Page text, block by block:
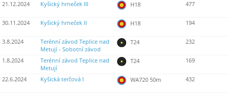
21.12.2024 Kyšický hrneček III H18 477
30.11.2024 Kyšický hrneček II H18 194
3.8.2024
Terénní závod Teplice nad
Metují - Sobotní závod
T24 232
1.8.2024
Terénní závod Teplice nad
Metují
T24 169
22.6.2024 Kyšická terčová I WA720 50m 432